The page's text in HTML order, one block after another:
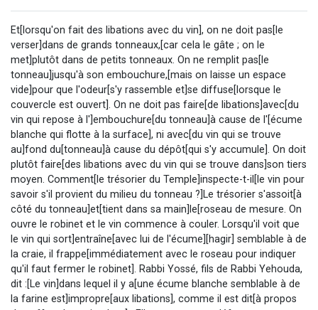
Et[lorsqu'on fait des libations avec du vin], on ne doit pas[le
verser]dans de grands tonneaux,[car cela le gâte ; on le
met]plutôt dans de petits tonneaux. On ne remplit pas[le
tonneau]jusqu'à son embouchure,[mais on laisse un espace
vide]pour que l'odeur[s'y rassemble et]se diffuse[lorsque le
couvercle est ouvert]. On ne doit pas faire[de libations]avec[du
vin qui repose à l']embouchure[du tonneau]à cause de l'[écume
blanche qui flotte à la surface], ni avec[du vin qui se trouve
au]fond du[tonneau]à cause du dépôt[qui s'y accumule]. On doit
plutôt faire[des libations avec du vin qui se trouve dans]son tiers
moyen. Comment[le trésorier du Temple]inspecte-t-il[le vin pour
savoir s'il provient du milieu du tonneau ?]Le trésorier s'assoit[à
côté du tonneau]et[tient dans sa main]le[roseau de mesure. On
ouvre le robinet et le vin commence à couler. Lorsqu'il voit que
le vin qui sort]entraîne[avec lui de l'écume][hagir] semblable à de
la craie, il frappe[immédiatement avec le roseau pour indiquer
qu'il faut fermer le robinet]. Rabbi Yossé, fils de Rabbi Yehouda,
dit :[Le vin]dans lequel il y a[une écume blanche semblable à de
la farine est]impropre[aux libations], comme il est dit[à propos